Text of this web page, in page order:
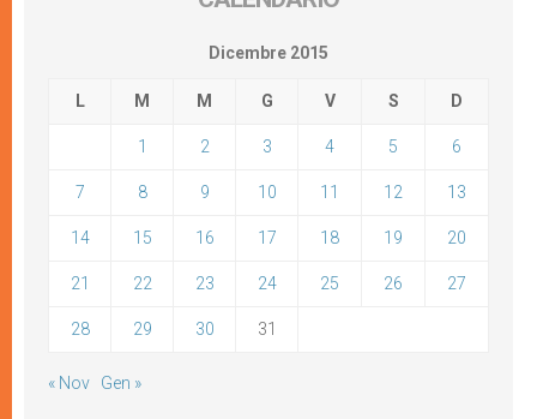
Dicembre 2015
L M M G V S D
1 2 3 4 5 6
7 8 9 10 11 12 13
14 15 16 17 18 19 20
21 22 23 24 25 26 27
28 29 30 31
« Nov Gen »